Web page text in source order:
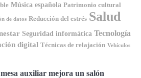
Música española Patrimonio cultural
de datos Reducción del estrés Salud
Seguridad informática Tecnología
digital Técnicas de relajación Vehículos
auxiliar mejora un salón